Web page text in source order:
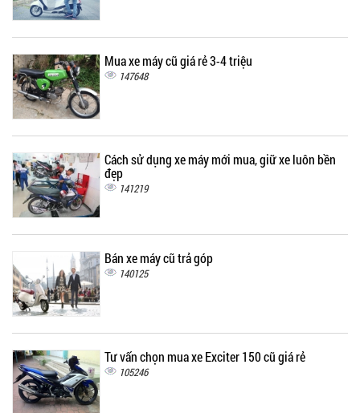
Mua xe máy cũ giá rẻ 3-4 triệu
147648
Cách sử dụng xe máy mới mua, giữ xe luôn bền
đẹp
141219
Bán xe máy cũ trả góp
140125
Tư vấn chọn mua xe Exciter 150 cũ giá rẻ
105246